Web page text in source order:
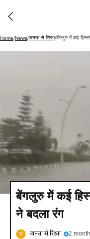
Home/News/जनता से रिश्ता/बेंगलुरु में कई
बेंगलुरु में कई
ने बदला रंग
जनता से रिश्ता 2